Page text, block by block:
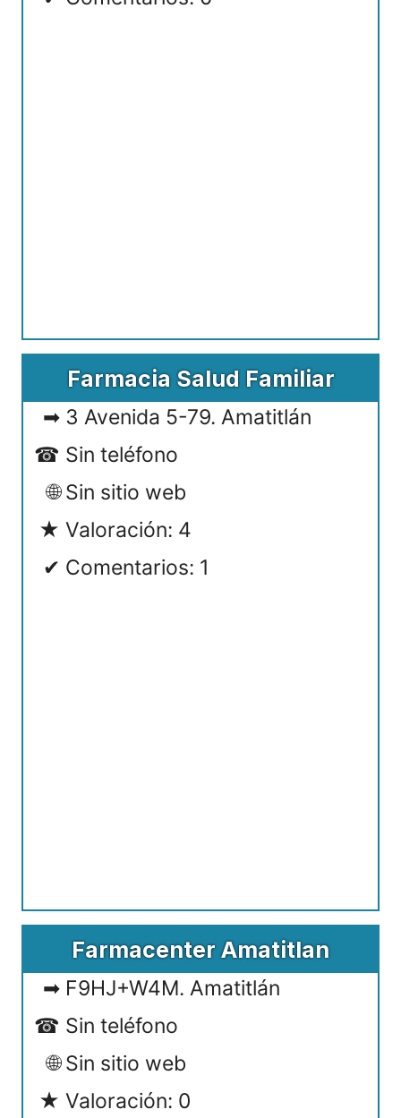
Farmacia Salud Familiar
3 Avenida 5-79. Amatitlán
Sin teléfono
Sin sitio web
Valoración: 4
Comentarios: 1
Farmacenter Amatitlan
F9HJ+W4M. Amatitlán
Sin teléfono
Sin sitio web
Valoración: 0